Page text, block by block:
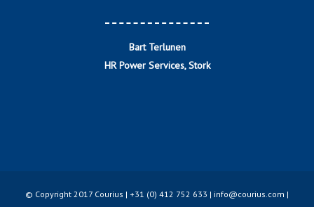
Bart Terlunen
HR Power Services, Stork
© Copyright 2017 Courius | +31 (0) 412 752 633 | info@courius.com |